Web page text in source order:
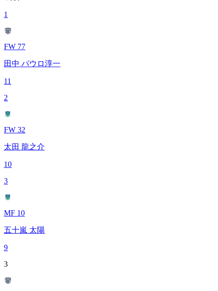
1
FW 77
田中 パウロ淳一
11
2
FW 32
太田 龍之介
10
3
MF 10
五十嵐 太陽
9
3